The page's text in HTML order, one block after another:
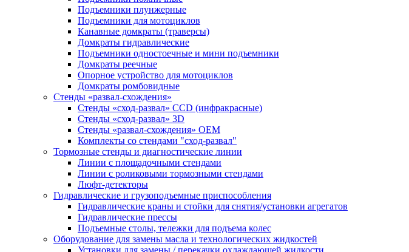
Подъемники плунжерные
Подъемники для мотоциклов
Канавные домкраты (траверсы)
Домкраты гидравлические
Подъемники одностоечные и мини подъемники
Домкраты реечные
Опорное устройство для мотоциклов
Домкраты ромбовидные
Стенды «развал-схождения»
Стенды «сход-развал» CCD (инфракрасные)
Стенды «сход-развал» 3D
Стенды «развал-схождения» ОЕМ
Комплекты со стендами "сход-развал"
Тормозные стенды и диагностические линии
Линии с площадочными стендами
Линии с роликовыми тормозными стендами
Люфт-детекторы
Гидравлические и грузоподъемные приспособления
Гидравлические краны и стойки для снятия/установки агрегатов
Гидравлические прессы
Подъемные столы, тележки для подъема колес
Оборудование для замены масла и технологических жидкостей
Установки для замены / перекачки охлаждающей жидкости